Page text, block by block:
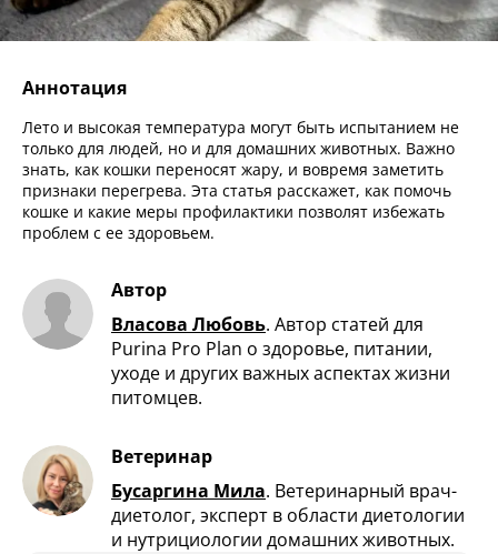
Аннотация
Лето и высокая температура могут быть испытанием не
только для людей, но и для домашних животных. Важно
знать, как кошки переносят жару, и вовремя заметить
признаки перегрева. Эта статья расскажет, как помочь
кошке и какие меры профилактики позволят избежать
проблем с ее здоровьем.
Автор
Власова Любовь. Автор статей для
Purina Pro Plan о здоровье, питании,
уходе и других важных аспектах жизни
питомцев.
Ветеринар
Бусаргина Мила. Ветеринарный врач-
диетолог, эксперт в области диетологии
и нутрициологии домашних животных.